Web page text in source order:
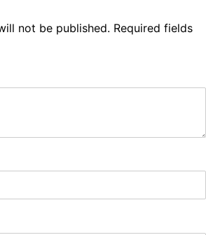
not be published. Required fields